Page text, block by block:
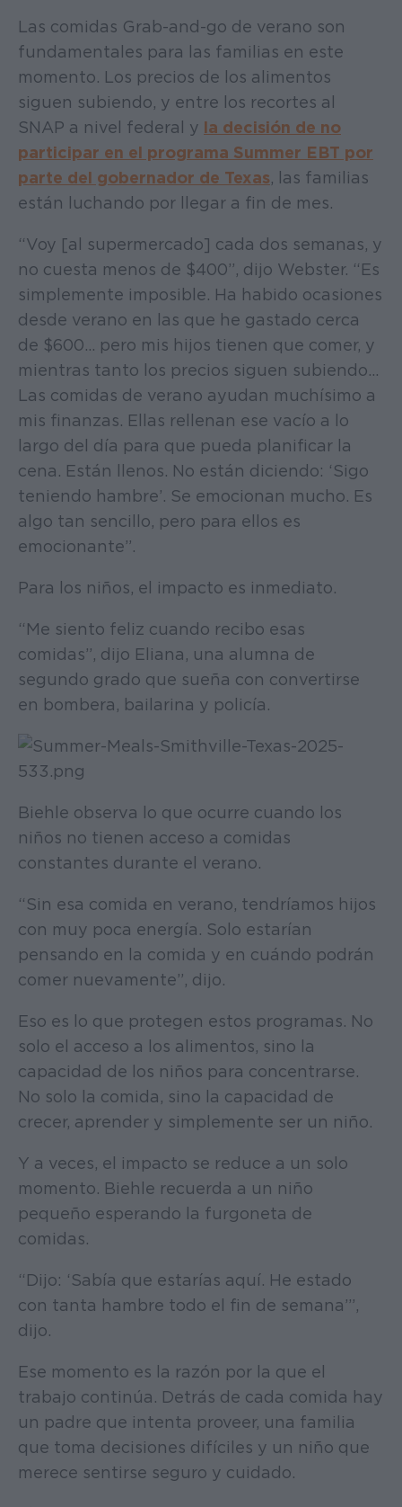
Las comidas Grab-and-go de verano son
fundamentales para las familias en este
momento. Los precios de los alimentos
siguen subiendo, y entre los recortes al
SNAP a nivel federal y la decisión de no
participar en el programa Summer EBT por
parte del gobernador de Texas, las familias
están luchando por llegar a fin de mes.
“Voy [al supermercado] cada dos semanas, y
no cuesta menos de $400”, dijo Webster. “Es
simplemente imposible. Ha habido ocasiones
desde verano en las que he gastado cerca
de $600... pero mis hijos tienen que comer, y
mientras tanto los precios siguen subiendo...
Las comidas de verano ayudan muchísimo a
mis finanzas. Ellas rellenan ese vacío a lo
largo del día para que pueda planificar la
cena. Están llenos. No están diciendo: ‘Sigo
teniendo hambre’. Se emocionan mucho. Es
algo tan sencillo, pero para ellos es
emocionante”.
Para los niños, el impacto es inmediato.
“Me siento feliz cuando recibo esas
comidas”, dijo Eliana, una alumna de
segundo grado que sueña con convertirse
en bombera, bailarina y policía.
Biehle observa lo que ocurre cuando los
niños no tienen acceso a comidas
constantes durante el verano.
“Sin esa comida en verano, tendríamos hijos
con muy poca energía. Solo estarían
pensando en la comida y en cuándo podrán
comer nuevamente”, dijo.
Eso es lo que protegen estos programas. No
solo el acceso a los alimentos, sino la
capacidad de los niños para concentrarse.
No solo la comida, sino la capacidad de
crecer, aprender y simplemente ser un niño.
Y a veces, el impacto se reduce a un solo
momento. Biehle recuerda a un niño
pequeño esperando la furgoneta de
comidas.
“Dijo: ‘Sabía que estarías aquí. He estado
con tanta hambre todo el fin de semana’”,
dijo.
Ese momento es la razón por la que el
trabajo continúa. Detrás de cada comida hay
un padre que intenta proveer, una familia
que toma decisiones difíciles y un niño que
merece sentirse seguro y cuidado.